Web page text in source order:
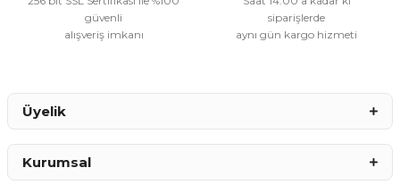
güvenli
alışveriş imkanı
siparişlerde
aynı gün kargo hizmeti
Üyelik
Kurumsal